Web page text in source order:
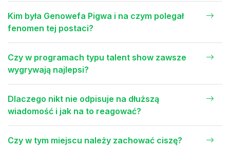
Kim była Genowefa Pigwa i na czym polegał
fenomen tej postaci?
Czy w programach typu talent show zawsze
wygrywają najlepsi?
Dlaczego nikt nie odpisuje na dłuższą
wiadomość i jak na to reagować?
Czy w tym miejscu należy zachować ciszę?